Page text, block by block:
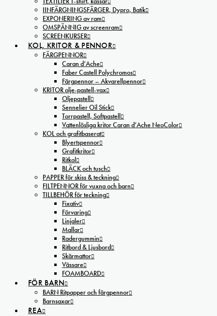
IINFÄRGNINGSFÄRGER, Dypro, Batik
EXPONERING av ram
OMSPÄNNIG av screenram
SCREENKURSER
KOL, KRITOR & PENNOR
FÄRGPENNOR
Caran d’Ache
Faber Castell Polychromos
Färgpennor – Akvarellpennor
KRITOR olje-pastell-vax
Oljepastell
Sennelier Oil Stick
Torrpastell, Softpastell
Vattenlösliga kritor Caran d’Ache NeoColor
KOL och grafitbaserat
Blyertspennor
Grafitkritor
Ritkol
BLÄCK och tusch
PAPPER för skiss & teckning
FILTPENNOR för vuxna och barn
TILLBEHÖR för teckning
Fixativ
Förvaring
Linjaler
Mallar
Radergummin
Ritbord & Ljusbord
Skärmattor
Vässare
FOAMBOARD
FÖR BARN
BARN Ritpapper och färgpennor
Barnsaxar
REA